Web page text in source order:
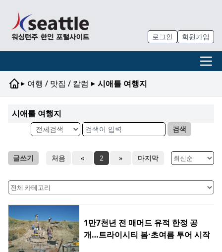
로그인 회원가입
▸ 여행 / 맛집 / 칼럼 ▸ 시애틀 여행지
시애틀 여행지
검색
글쓰기 처음 « 2 » 마지막
1만7천년 전 매머드 유적 한정 공
개…트라이시티 봄·초여름 투어 시작